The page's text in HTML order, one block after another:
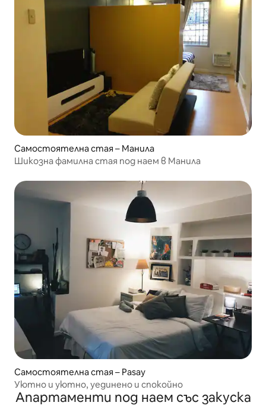
Самостоятелна стая – Манила
Шикозна фамилна стая под наем в Манила
Самостоятелна стая – Pasay
Уютно и уютно, уединено и спокойно
Апартаменти под наем със закуска